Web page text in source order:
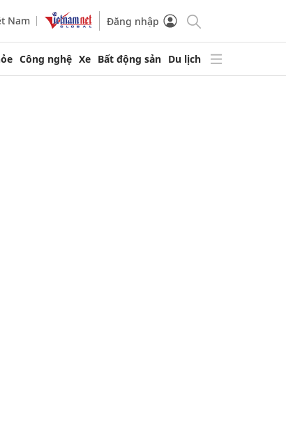
Nam Đăng nhập
Công nghệ Xe Bất động sản Du lịch